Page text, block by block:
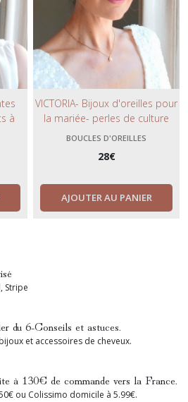
à
VICTORIA- Bijoux d'oreilles pour
la mariée- perles de culture
blanc pur- boucles d'oreilles
BOUCLES D'OREILLES
28€
AJOUTER AU PANIER
Stripe
du 6-Conseils et astuces.
et accessoires de cheveux.
à 130€ de commande vers la France.
ou Colissimo domicile à 5.99€.